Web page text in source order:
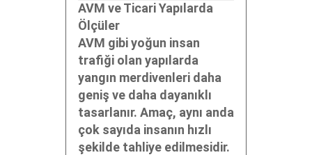
AVM ve Ticari Yapılarda
Ölçüler
AVM gibi yoğun insan
trafiği olan yapılarda
yangın merdivenleri daha
geniş ve daha dayanıklı
tasarlanır. Amaç, aynı anda
çok sayıda insanın hızlı
şekilde tahliye edilmesidir.